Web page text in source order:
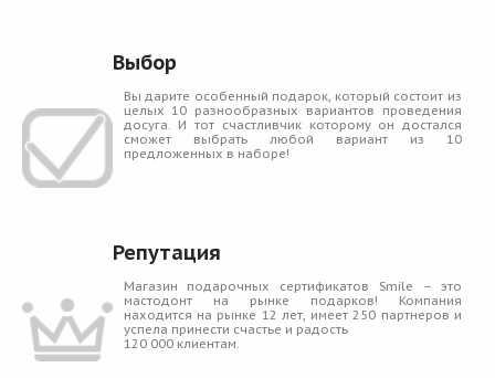
Выбор
Вы дарите особенный подарок, который состоит из
целых 10 разнообразных вариантов проведения
досуга. И тот счастливчик которому он достался
сможет выбрать любой вариант из 10
предложенных в наборе!
Репутация
Магазин подарочных сертификатов Smile – это
мастодонт на рынке подарков! Компания
находится на рынке 12 лет, имеет 250 партнеров и
успела принести счастье и радость
120 000 клиентам.